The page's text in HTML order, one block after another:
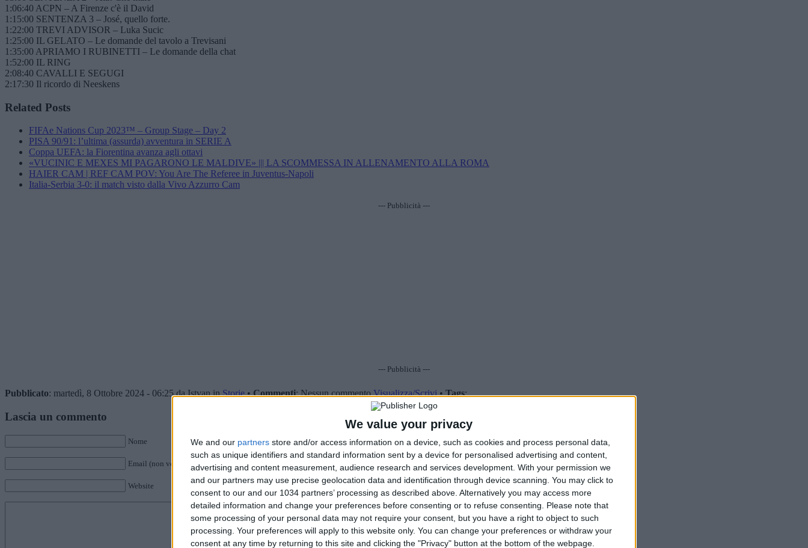
We value your privacy
We and our partners store and/or access information on a device, such as cookies and process personal data,
such as unique identifiers and standard information sent by a device for personalised advertising and content,
advertising and content measurement, audience research and services development. With your permission we
and our partners may use precise geolocation data and identification through device scanning. You may click to
consent to our and our 1034 partners’ processing as described above. Alternatively you may access more
detailed information and change your preferences before consenting or to refuse consenting.
Please note that
some processing of your personal data may not require your consent, but you have a right to object to such
processing. Your preferences will apply to this website only. You can change your preferences or withdraw your
consent at any time by returning to this site and clicking the "Privacy" button at the bottom of the webpage.
1:06:40 ACPN – A Firenze c'è il David
1:15:00 SENTENZA 3 – José, quello forte.
1:22:00 TREVI ADVISOR – Luka Sucic
1:25:00 IL GELATO – Le domande del tavolo a Trevisani
1:35:00 APRIAMO I RUBINETTI – Le domande della chat
1:52:00 IL RING
2:08:40 CAVALLI E SEGUGI
2:17:30 Il ricordo di Neeskens
Related Posts
FIFAe Nations Cup 2023™ – Group Stage – Day 2
PISA 90/91: l’ultima (assurda) avventura in SERIE A
Coppa UEFA: la Fiorentina avanza agli ottavi
«VUCINIC E MEXES MI PAGARONO LE MALDIVE» ||| LA SCOMMESSA IN ALLENAMENTO ALLA ROMA
HAIER CAM | REF CAM POV: You Are The Referee in Juventus-Napoli
Italia-Serbia 3-0: il match visto dalla Vivo Azzurro Cam
--- Pubblicità ---
--- Pubblicità ---
Pubblicato: martedì, 8 Ottobre 2024 - 06:25 da Istvan inStorie•Commenti: Nessun commentoVisualizza/Scrivi•Tags: .
Lascia un commento
Nome
Email (non verrà pubblicata)
Website